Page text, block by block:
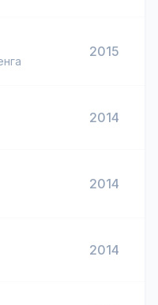
2015
2014
2014
2014